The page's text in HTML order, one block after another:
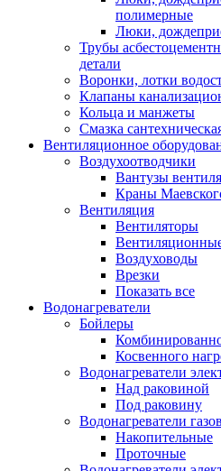
полимерные
Люки,
Трубы
детали
Воронки, лотки
Клапаны
Кольца и манжеты
Смазка
Вентиляционное
Воздухоотводчики
Вантузы
Краны
Вентиляция
Вентиляторы
Воздуховоды
Врезки
Показать все
Водонагреватели
Бойлеры
Косвенного
Водонагреватели
Над раковиной
Под раковину
Водонагреватели
Накопительные
Проточные